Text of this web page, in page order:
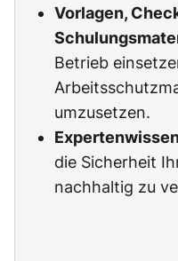
Vorlagen,
Betrieb
umzusetzen.
die Sicherheit
nachhaltig zu